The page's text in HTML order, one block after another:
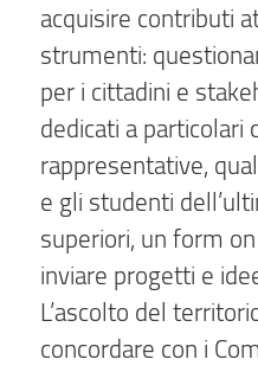
acquisire contributi
strumenti:
per i cittadini e
dedicati a particolari
rappresentative,
e gli studenti
superiori, un form
inviare progetti e
L’ascolto del
concordare con i